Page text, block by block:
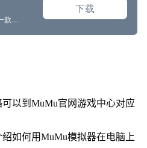
以到MuMu官网游戏中心对应
如何用MuMu模拟器在电脑上